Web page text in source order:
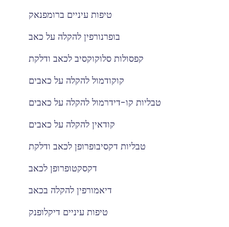
טיפות עיניים ברומפנאק
בופרנורפין להקלה על כאב
קפסולות סלוקוקסיב לכאב ודלקת
קוקודמול להקלה על כאבים
טבליות קו-דידרמול להקלה על כאבים
קודאין להקלה על כאבים
טבליות דקסיבופרופן לכאב ודלקת
דקסקטופרופן לכאב
דיאמורפין להקלה בכאב
טיפות עיניים דיקלופנק